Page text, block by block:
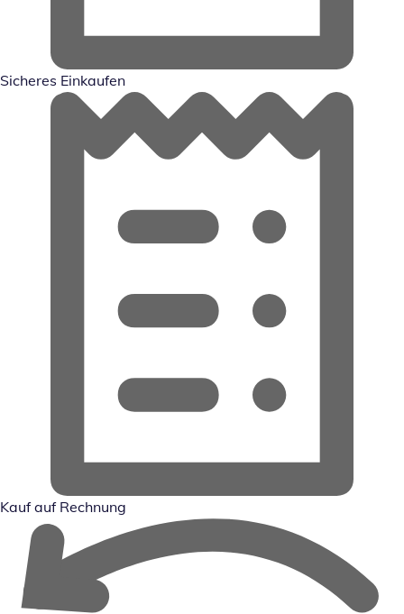
Sicheres Einkaufen
Kauf auf Rechnung